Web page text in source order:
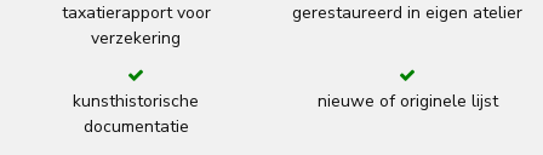
taxatierapport voor
verzekering
gerestaureerd in eigen atelier
kunsthistorische
documentatie
nieuwe of originele lijst